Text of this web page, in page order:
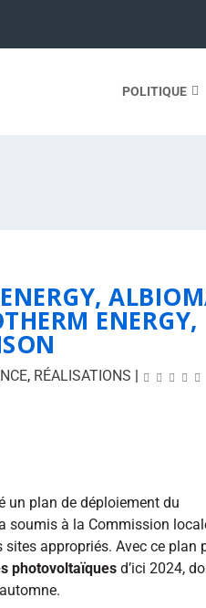
POLITIQUE
ENERGY,
, RÉALISATIONS |
un plan de déploiement du
soumis à la Commission
appropriés. Avec ce plan
photovoltaïques d’ici 2024,